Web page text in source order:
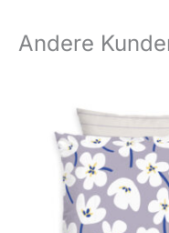
Andere